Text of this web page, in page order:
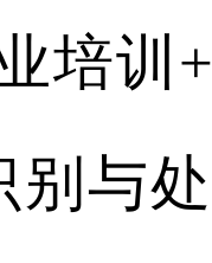
培训
别与